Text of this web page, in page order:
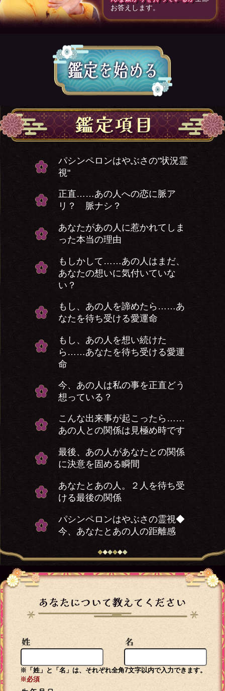
お答えします。
パシンペロンはやぶさの"状況霊
視"
正直……あの人への恋に脈ア
リ？ 脈ナシ？
あなたがあの人に惹かれてしま
った本当の理由
もしかして……あの人はまだ、
あなたの想いに気付いていな
い？
もし、あの人を諦めたら……あ
なたを待ち受ける愛運命
もし、あの人を想い続けた
ら……あなたを待ち受ける愛運
命
今、あの人は私の事を正直どう
想っている？
こんな出来事が起こったら……
あの人との関係は見極め時です
最後、あの人があなたとの関係
に決意を固める瞬間
あなたとあの人。２人を待ち受
ける最後の関係
パシンペロンはやぶさの霊視◆
今、あなたとあの人の距離感
※「姓」と「名」は、それぞれ全角7文字以内で入力できます。
※必須